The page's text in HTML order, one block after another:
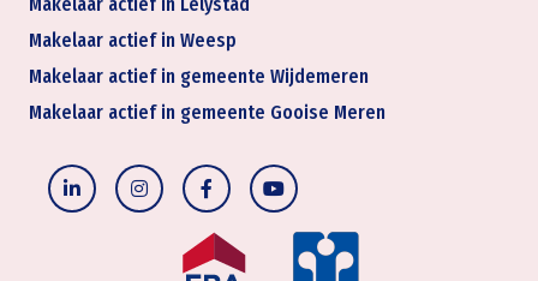
Makelaar actief in Weesp
Makelaar actief in gemeente Wijdemeren
Makelaar actief in gemeente Gooise Meren